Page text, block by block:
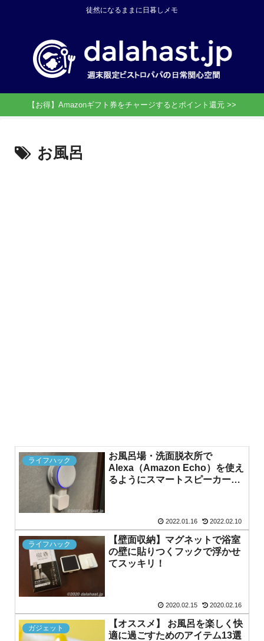
徒然になるままに日暮しメモ
【お得】Amazonギフト券をチャージするとポイント還元 >>
お風呂
ライフハック
お風呂場・洗面脱衣所で
Alexa（Amazon Echo）を使え
るようにスマートスピーカーを
2022.01.16 2022.02.10
ライフハック
【壁面収納】マグネットで浴室
の壁に貼りつくフックで浮かせ
てスッキリ！
2020.02.15 2020.02.16
ガジェット
【オススメ】 お風呂を楽しく快
適に過ごすためのアイテム13選